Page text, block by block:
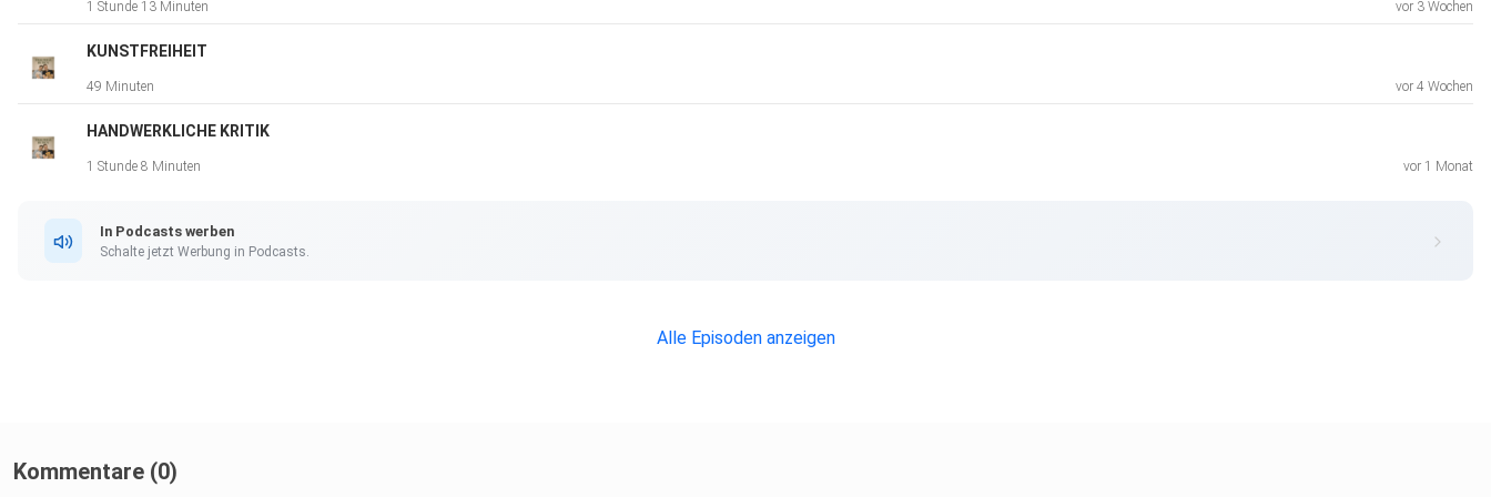
1 Stunde 13 Minuten vor 3 Wochen
KUNSTFREIHEIT
49 Minuten vor 4 Wochen
HANDWERKLICHE KRITIK
1 Stunde 8 Minuten vor 1 Monat
In Podcasts werben
Schalte jetzt Werbung in Podcasts.
Alle Episoden anzeigen
Kommentare (0)